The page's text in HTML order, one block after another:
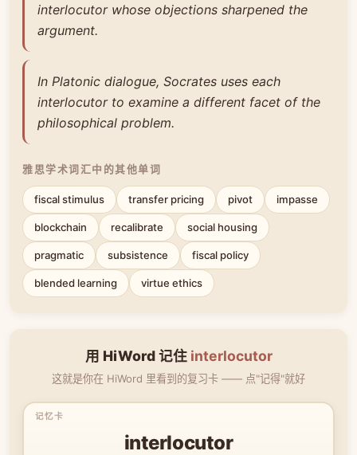
interlocutor whose objections sharpened the
argument.
In Platonic dialogue, Socrates uses each
interlocutor to examine a different facet of the
philosophical problem.
雅思学术词汇中的其他单词
fiscal stimulus transfer pricing pivot impasse
blockchain recalibrate social housing
pragmatic subsistence fiscal policy
blended learning virtue ethics
用 HiWord 记住 interlocutor
这就是你在 HiWord 里看到的复习卡 —— 点"记得"就好
interlocutor